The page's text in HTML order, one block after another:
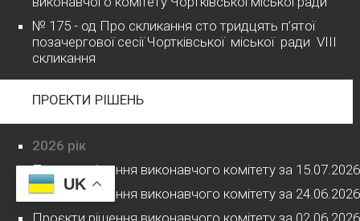
№ 175 - од Про скликання сто тридцять п’ятої
позачергової сесії Чортківської міської ради VІІІ
скликання
ПРОЕКТИ РІШЕНЬ
2026 рік
Проєкти рішення виконавчого комітету за 15.07.2026
Проєкти рішення виконавчого комітету за 24.06.2026
UK